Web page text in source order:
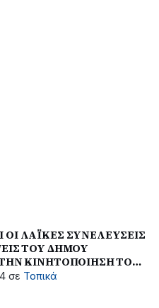
ΟΙ ΛΑΪΚΕΣ ΣΥΝΕΛΕΥΣΕΙΣ
ΤΟΥ ΔΗΜΟΥ
ΚΙΝΗΤΟΠΟΙΗΣΗ ΤΟ
σε Τοπικά